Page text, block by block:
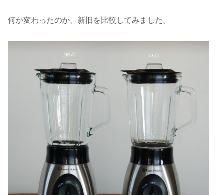
何か変わったのか、新旧を比較してみました。